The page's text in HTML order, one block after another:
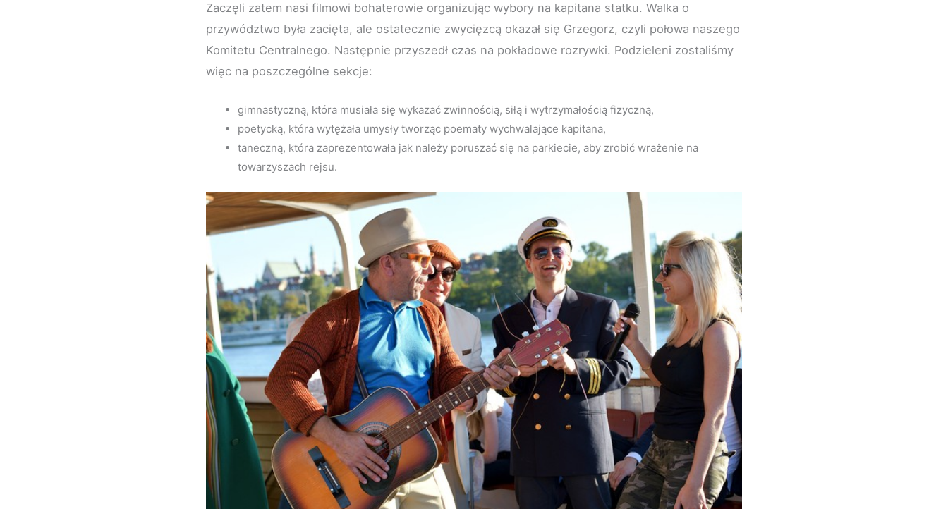
Zaczęli zatem nasi filmowi bohaterowie organizując wybory na kapitana statku. Walka o
przywództwo była zacięta, ale ostatecznie zwycięzcą okazał się Grzegorz, czyli połowa naszego
Komitetu Centralnego. Następnie przyszedł czas na pokładowe rozrywki. Podzieleni zostaliśmy
więc na poszczególne sekcje:
gimnastyczną, która musiała się wykazać zwinnością, siłą i wytrzymałością fizyczną,
poetycką, która wytężała umysły tworząc poematy wychwalające kapitana,
taneczną, która zaprezentowała jak należy poruszać się na parkiecie, aby zrobić wrażenie na
towarzyszach rejsu.